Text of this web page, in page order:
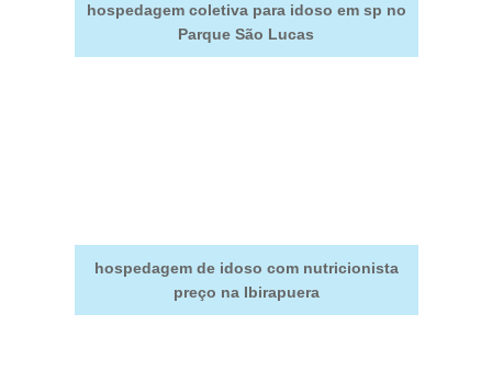
hospedagem coletiva para idoso em sp no
Parque São Lucas
hospedagem de idoso com nutricionista
preço na Ibirapuera